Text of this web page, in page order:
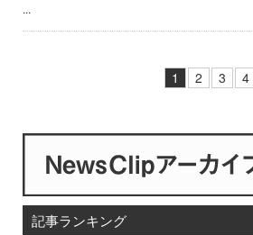
...
1 2 3 4
記事ランキング